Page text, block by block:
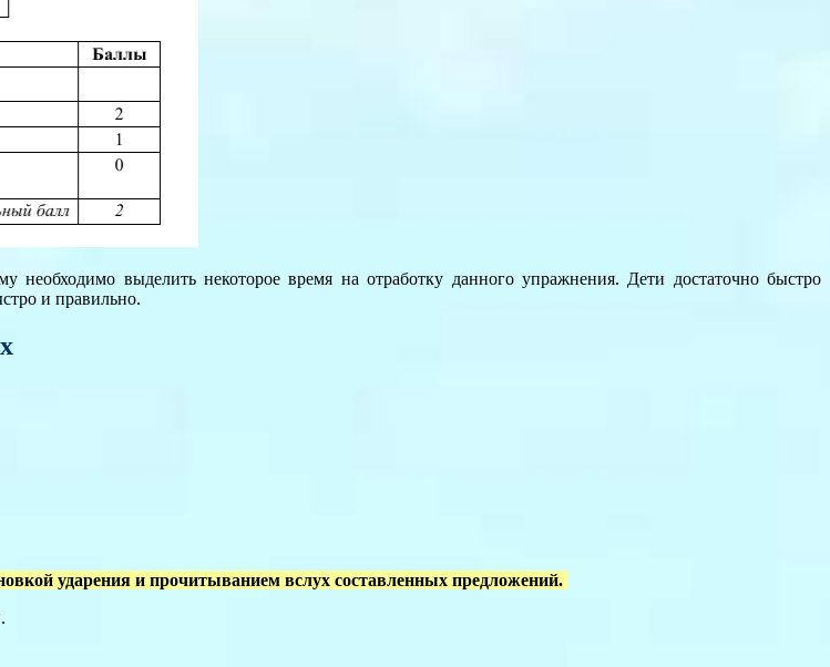
выделить некоторое время на отработку данного упражнения. Дети достаточно быстро
и правильно.
ударения и прочитыванием вслух составленных предложений.